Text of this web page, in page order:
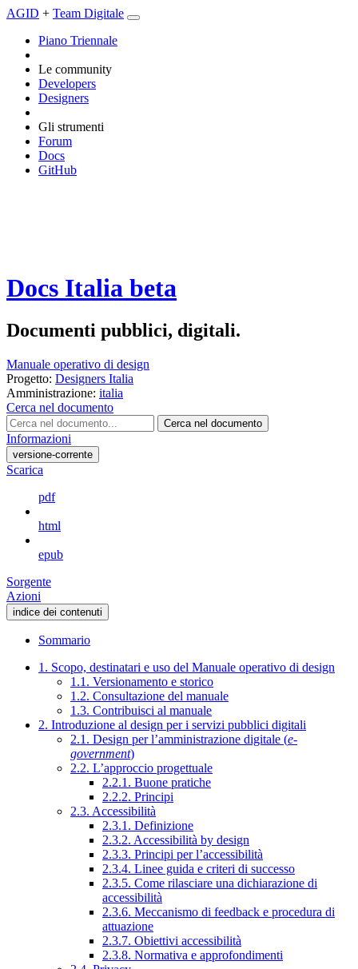
AGID + Team Digitale
Piano Triennale
Le community
Developers
Designers
Gli strumenti
Forum
Docs
GitHub
Docs Italia beta
Documenti pubblici, digitali.
Manuale operativo di design
Progetto: Designers Italia
Amministrazione: italia
Cerca nel documento
Cerca nel documento
Informazioni
versione-corrente
Scarica
pdf
html
epub
Sorgente
Azioni
indice dei contenuti
Sommario
1. Scopo, destinatari e uso del Manuale operativo di design
1.1. Versionamento e storico
1.2. Consultazione del manuale
1.3. Contribuisci al manuale
2. Introduzione al design per i servizi pubblici digitali
2.1. Design per l’amministrazione digitale (e-
government)
2.2. L’approccio progettuale
2.2.1. Buone pratiche
2.2.2. Principi
2.3. Accessibilità
2.3.1. Definizione
2.3.2. Accessibilità by design
2.3.3. Principi per l’accessibilità
2.3.4. Linee guida e criteri di successo
2.3.5. Come rilasciare una dichiarazione di
accessibilità
2.3.6. Meccanismo di feedback e procedura di
attuazione
2.3.7. Obiettivi accessibilità
2.3.8. Normativa e approfondimenti